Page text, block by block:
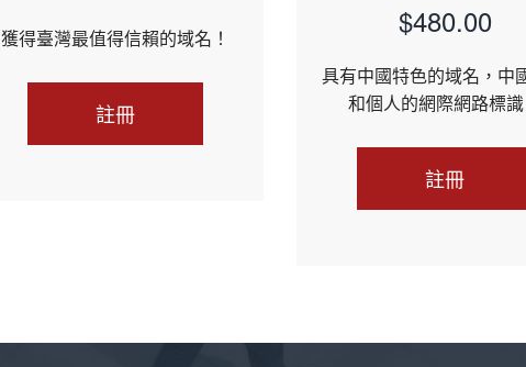
獲得臺灣最值得信賴的域名！
註冊
$480.00
具有中國特色的域名，中
和個人的網際網路標
註冊